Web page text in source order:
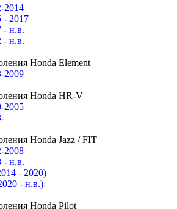
2014
- 2017
- н.в.
- н.в.
Honda Element
2009
Honda HR-V
2005
Honda Jazz / FIT
2008
- н.в.
- 2020)
- н.в.)
Honda Pilot